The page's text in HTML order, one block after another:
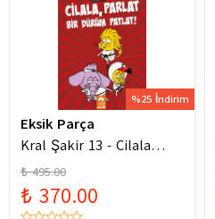
%25 İndirim
Eksik Parça
Kral Şakir 13 - Cilala
Parlat Bir Dürüm Patlat!
₺ 495.00
₺ 370.00